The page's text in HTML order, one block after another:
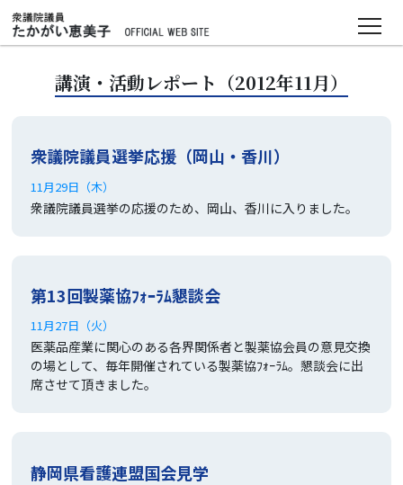
ＴＯＰ
・素顔
基本理念・政策
活動報告
・過去の講演・活動レポート
・風興（かぜおこし）
・マンスリー活動報告
・未来を創る会通信
講演・活動レポート（2012年11月）
衆議院議員選挙応援（岡山・香川）
11月29日（木）
衆議院議員選挙の応援のため、岡山、香川に入りました。
第13回製薬協ﾌｫｰﾗﾑ懇談会
11月27日（火）
医薬品産業に関心のある各界関係者と製薬協会員の意見交換
の場として、毎年開催されている製薬協ﾌｫｰﾗﾑ。懇談会に出
席させて頂きました。
静岡県看護連盟国会見学